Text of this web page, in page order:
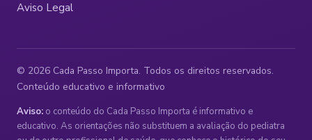
Aviso Legal
© 2026 Cada Passo Importa. Todos os direitos reservados.
Conteúdo educativo e informativo
Aviso: o conteúdo do Cada Passo Importa é informativo e
educativo. As orientações não substituem a avaliação do pediatra